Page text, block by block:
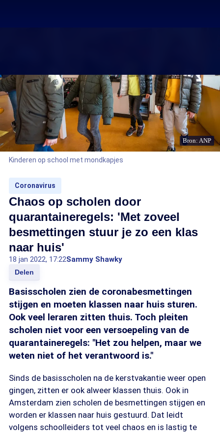
Bron: ANP
Kinderen op school met mondkapjes
Coronavirus
Chaos op scholen door
quarantaineregels: 'Met zoveel
besmettingen stuur je zo een klas
naar huis'
18 jan 2022, 17:22Sammy Shawky
Delen
Basisscholen zien de coronabesmettingen
stijgen en moeten klassen naar huis sturen.
Ook veel leraren zitten thuis. Toch pleiten
scholen niet voor een versoepeling van de
quarantaineregels: "Het zou helpen, maar we
weten niet of het verantwoord is."
Sinds de basisscholen na de kerstvakantie weer open
gingen, zitten er ook alweer klassen thuis. Ook in
Amsterdam zien scholen de besmettingen stijgen en
worden er klassen naar huis gestuurd. Dat leidt
volgens schoolleiders tot veel chaos en is lastig te